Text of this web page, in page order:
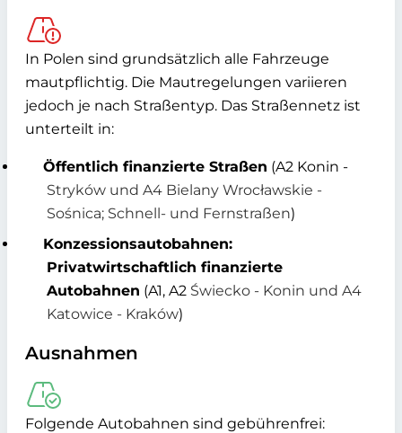
In Polen sind grundsätzlich alle Fahrzeuge
mautpflichtig. Die Mautregelungen variieren
jedoch je nach Straßentyp. Das Straßennetz ist
unterteilt in:
Öffentlich finanzierte Straßen (A2 Konin -
Stryków und A4 Bielany Wrocławskie -
Sośnica; Schnell- und Fernstraßen)
Konzessionsautobahnen:
Privatwirtschaftlich finanzierte
Autobahnen (A1, A2 Świecko - Konin und A4
Katowice - Kraków)
Ausnahmen
Folgende Autobahnen sind gebührenfrei: